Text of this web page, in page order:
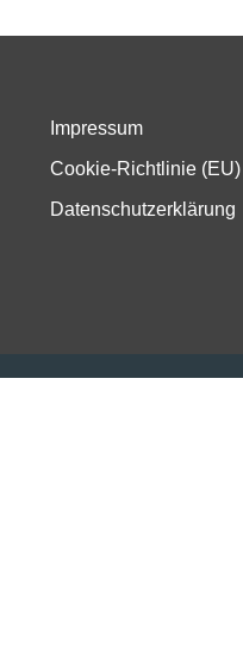
Impressum
Cookie-Richtlinie (EU)
Datenschutzerklärung